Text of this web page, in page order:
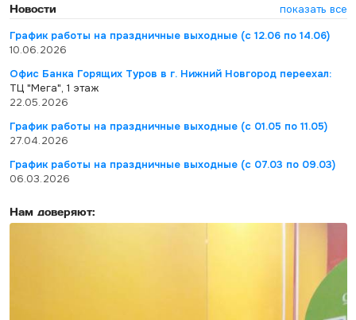
Новости
показать все
График работы на праздничные выходные (с 12.06 по 14.06)
10.06.2026
Офис Банка Горящих Туров в г. Нижний Новгород переехал:
ТЦ "Мега", 1 этаж
22.05.2026
График работы на праздничные выходные (с 01.05 по 11.05)
27.04.2026
График работы на праздничные выходные (с 07.03 по 09.03)
06.03.2026
Нам доверяют: